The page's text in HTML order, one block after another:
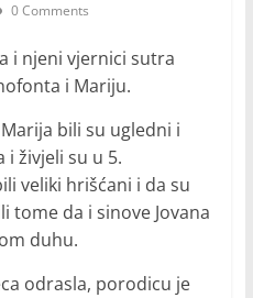
0 Comments
i njeni vjernici sutra
i Mariju.
bili su ugledni i
i živjeli su u 5.
veliki hrišćani i da su
tome da i sinove Jovana
duhu.
odrasla, porodicu je